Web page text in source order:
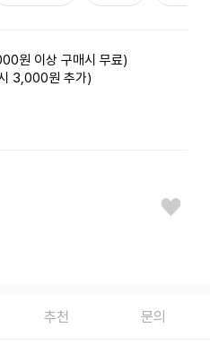
원 이상 구매시 무료)
3,000원 추가)
추천 문의